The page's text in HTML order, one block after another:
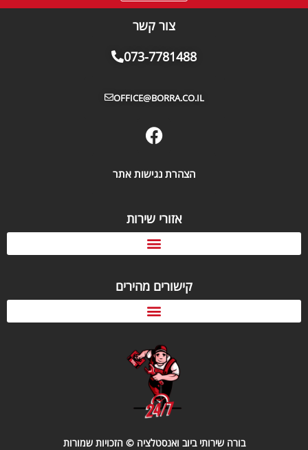
קישורים מהירים
אזורי שירות
צור קשר
073-7781488
OFFICE@BORRA.CO.IL
הצהרת נגישות אתר
בורה שירותי ביוב ואנסטלציה © הזכויות שמורות